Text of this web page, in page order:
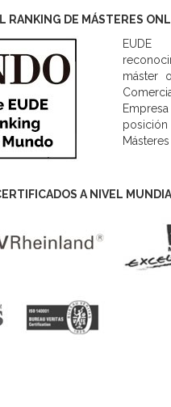
RANKING DE MÁSTERES
máster
A NIVEL